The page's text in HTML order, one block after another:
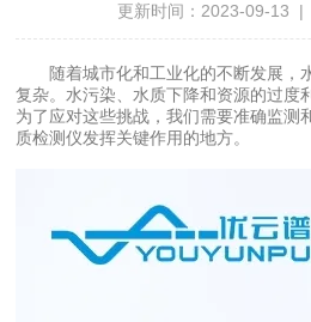
更新时间：2023-09-13 |
随着城市化和工业化的不断发展，
复杂。水污染、水质下降和资源的过度
为了应对这些挑战，我们需要准确监测
质检测仪发挥关键作用的地方。